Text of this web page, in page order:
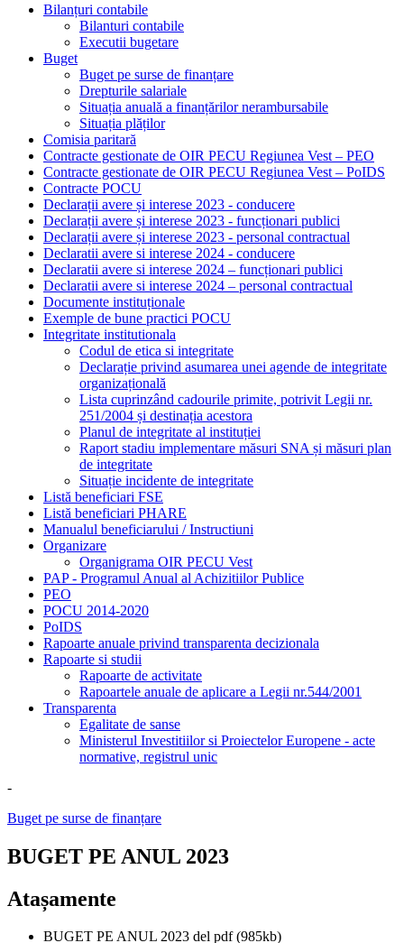
Bilanțuri contabile
Bilanturi contabile
Executii bugetare
Buget
Buget pe surse de finanțare
Drepturile salariale
Situația anuală a finanțărilor nerambursabile
Situația plăților
Comisia paritară
Contracte gestionate de OIR PECU Regiunea Vest – PEO
Contracte gestionate de OIR PECU Regiunea Vest – PoIDS
Contracte POCU
Declarații avere și interese 2023 - conducere
Declarații avere și interese 2023 - funcționari publici
Declarații avere și interese 2023 - personal contractual
Declaratii avere si interese 2024 - conducere
Declaratii avere si interese 2024 – funcționari publici
Declaratii avere si interese 2024 – personal contractual
Documente instituționale
Exemple de bune practici POCU
Integritate institutionala
Codul de etica si integritate
Declarație privind asumarea unei agende de integritate
organizațională
Lista cuprinzând cadourile primite, potrivit Legii nr.
251/2004 și destinația acestora
Planul de integritate al instituției
Raport stadiu implementare măsuri SNA și măsuri plan
de integritate
Situație incidente de integritate
Listă beneficiari FSE
Listă beneficiari PHARE
Manualul beneficiarului / Instructiuni
Organizare
Organigrama OIR PECU Vest
PAP - Programul Anual al Achizitiilor Publice
PEO
POCU 2014-2020
PoIDS
Rapoarte anuale privind transparenta decizionala
Rapoarte si studii
Rapoarte de activitate
Rapoartele anuale de aplicare a Legii nr.544/2001
Transparenta
Egalitate de sanse
Ministerul Investitiilor si Proiectelor Europene - acte
normative, registrul unic
-
Buget pe surse de finanțare
BUGET PE ANUL 2023
Atașamente
BUGET PE ANUL 2023 del pdf(985kb)